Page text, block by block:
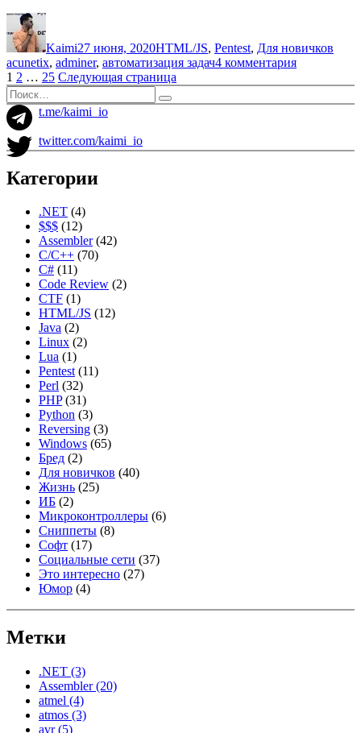
Acunetix»
Автор
Kaimi27 июня, 2020HTML/JS, Pentest, Для новичков
acunetix, adminer, автоматизация задач4 комментарияк
Пишем
простой
Acunetix
Пагинация
записей
Страница
1 Страница
2 … Страница
25 Следующая страница
Искать:
Поиск
t.me/kaimi_io
twitter.com/kaimi_io
Категории
.NET (4)
$$$ (12)
Assembler(42)
C/C++ (70)
C# (11)
Code Review (2)
CTF (1)
HTML/JS (12)
Java (2)
Linux (2)
Lua (1)
Pentest(11)
Perl (32)
PHP(31)
Python (3)
Reversing (3)
Windows (65)
Бред (2)
Для новичков (40)
Жизнь (25)
ИБ (2)
Микроконтроллеры (6)
Сниппеты (8)
Софт (17)
Социальные сети (37)
Это интересно (27)
Юмор (4)
Метки
.NET (3)
Assembler(20)
atmel (4)
atmos (3)
avr(5)